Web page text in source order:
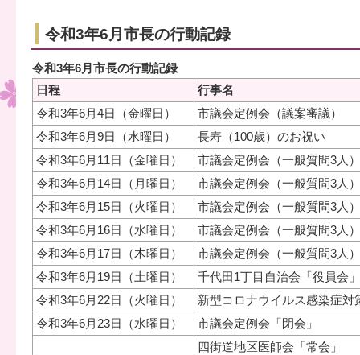
令和3年6月市長の行動記録
令和3年6月市長の行動記録
日程
行事名
令和3年6月4日（金曜日）
市議会定例会（議案審議）
令和3年6月9日（水曜日）
長寿（100歳）のお祝い
令和3年6月11日（金曜日）
市議会定例会（一般質問3人）
令和3年6月14日（月曜日）
市議会定例会（一般質問3人）
令和3年6月15日（火曜日）
市議会定例会（一般質問3人）
令和3年6月16日（水曜日）
市議会定例会（一般質問3人）
令和3年6月17日（木曜日）
市議会定例会（一般質問3人）
令和3年6月19日（土曜日）
千代田1丁目自治会「役員会」
令和3年6月22日（火曜日）
新型コロナウイルス感染症対
令和3年6月23日（水曜日）
市議会定例会「閉会」
四街道地区医師会「常会」